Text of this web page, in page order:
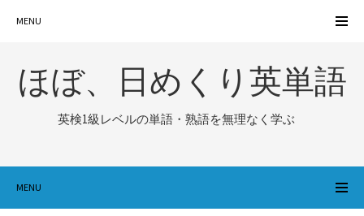
MENU
ほぼ、日めくり英単語
英検1級レベルの単語・熟語を無理なく学ぶ
MENU